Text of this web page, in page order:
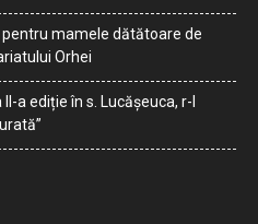
mamele dătătoare de
Orhei
a ediție în s. Lucășeuca, r-l